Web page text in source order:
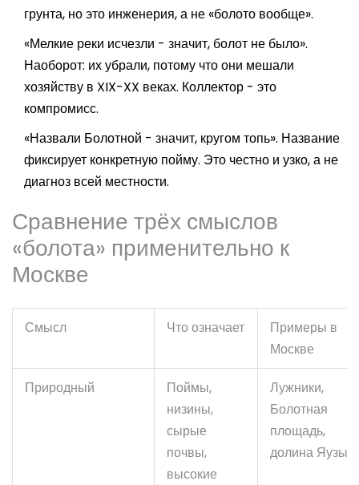
грунта, но это инженерия, а не «болото вообще».
«Мелкие реки исчезли - значит, болот не было».
Наоборот: их убрали, потому что они мешали
хозяйству в XIX-XX веках. Коллектор - это
компромисс.
«Назвали Болотной - значит, кругом топь». Название
фиксирует конкретную пойму. Это честно и узко, а не
диагноз всей местности.
Сравнение трёх смыслов
«болота» применительно к
Москве
Смысл Что означает
Примеры в
Москве
Природный
Поймы,
низины,
сырые
почвы,
высокие
Лужники,
Болотная
площадь,
долина Яузы